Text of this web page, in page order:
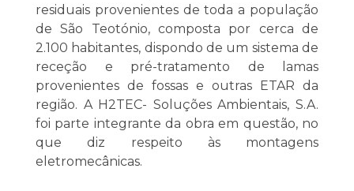
residuais provenientes de toda a população
de São Teotónio, composta por cerca de
2.100 habitantes, dispondo de um sistema de
receção e pré-tratamento de lamas
provenientes de fossas e outras ETAR da
região. A H2TEC- Soluções Ambientais, S.A.
foi parte integrante da obra em questão, no
que diz respeito às montagens
eletromecânicas.